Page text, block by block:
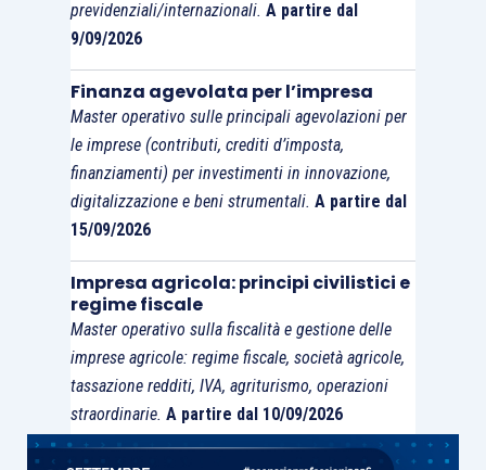
previdenziali/internazionali. A partire dal
9/09/2026
Finanza agevolata per l’impresa
Master operativo sulle principali agevolazioni per
le imprese (contributi, crediti d’imposta,
finanziamenti) per investimenti in innovazione,
digitalizzazione e beni strumentali. A partire dal
15/09/2026
Impresa agricola: principi civilistici e
regime fiscale
Master operativo sulla fiscalità e gestione delle
imprese agricole: regime fiscale, società agricole,
tassazione redditi, IVA, agriturismo, operazioni
straordinarie. A partire dal 10/09/2026